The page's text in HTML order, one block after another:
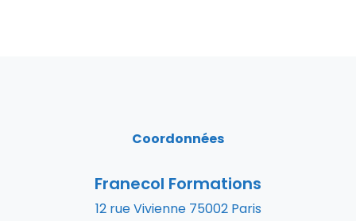
Coordonnées
Franecol Formations
12 rue Vivienne 75002 Paris